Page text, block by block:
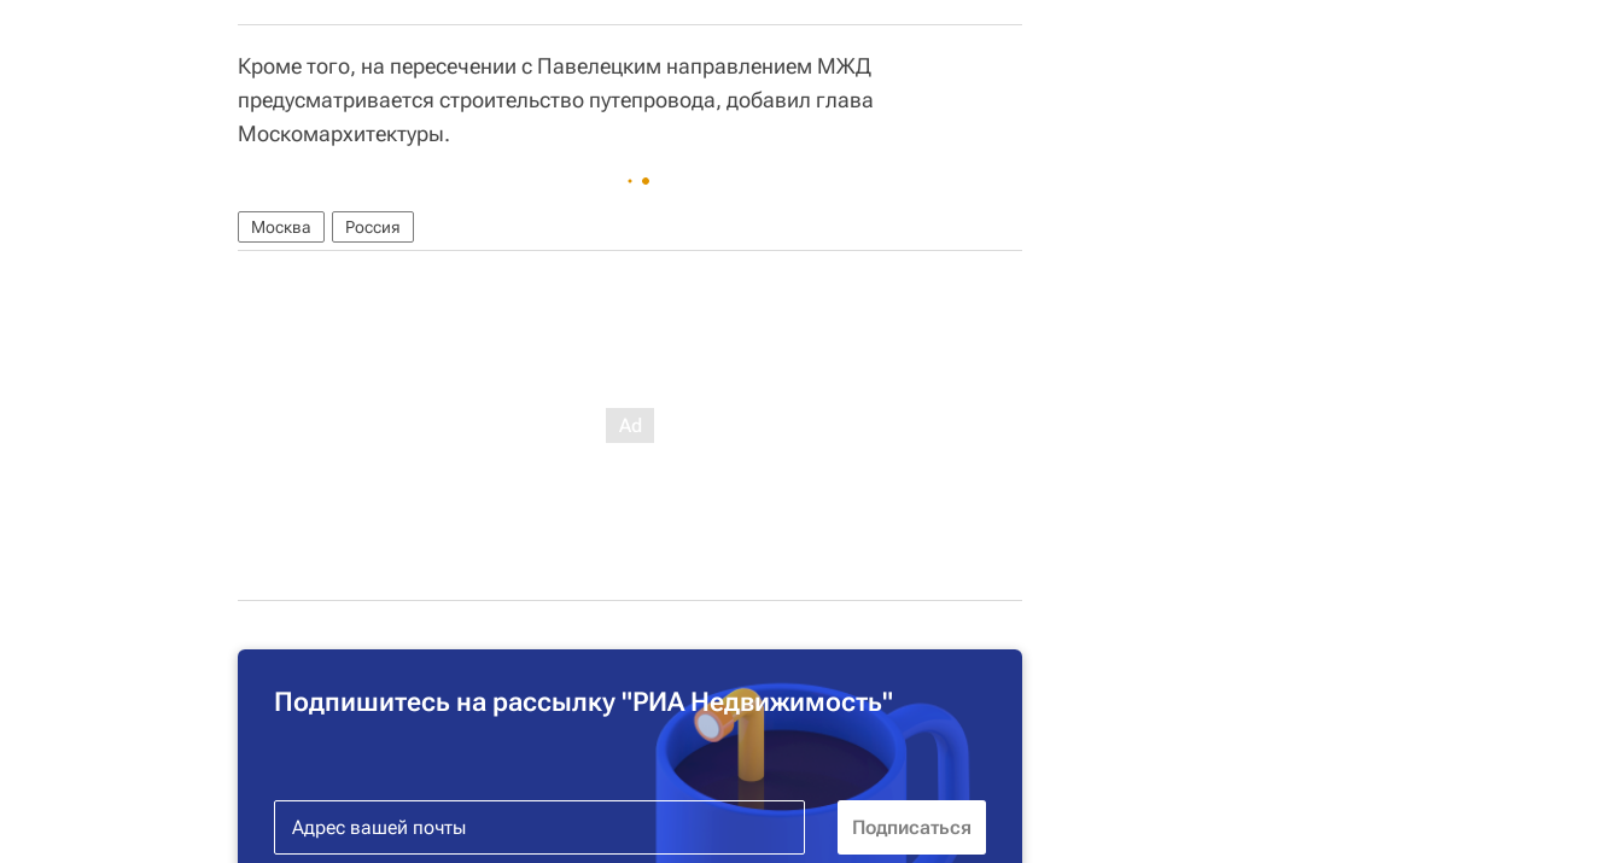
Кроме того, на пересечении с Павелецким направлением МЖД
предусматривается строительство путепровода, добавил глава
Москомархитектуры.
Москва Россия
Подпишитесь на рассылку "РИА Недвижимость"